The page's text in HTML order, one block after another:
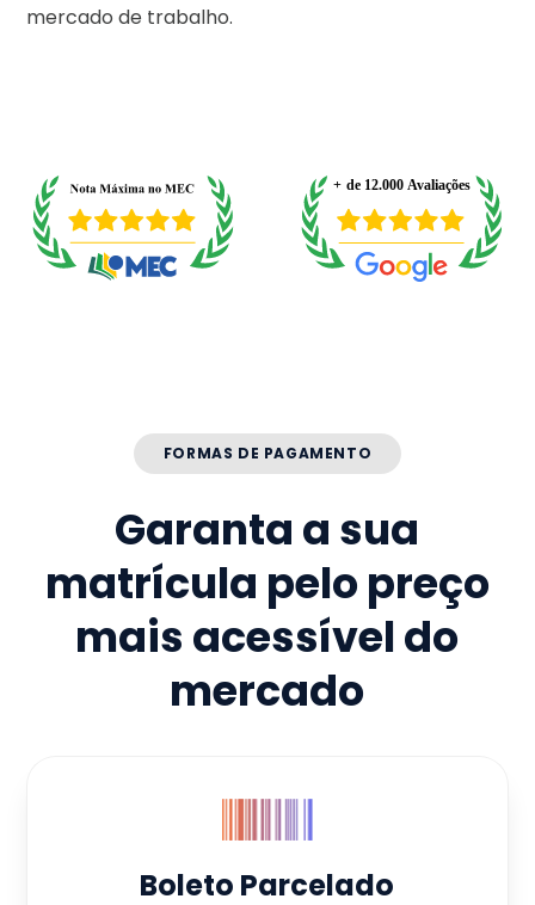
mercado de trabalho.
FORMAS DE PAGAMENTO
Garanta a sua
matrícula pelo preço
mais acessível do
mercado
Boleto Parcelado